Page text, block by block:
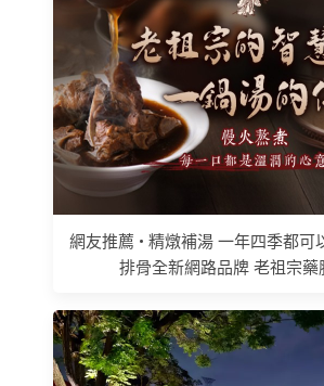
網友推薦 • 精燉補湯 一年四季都可
排骨全新網路品牌 老祖宗藥